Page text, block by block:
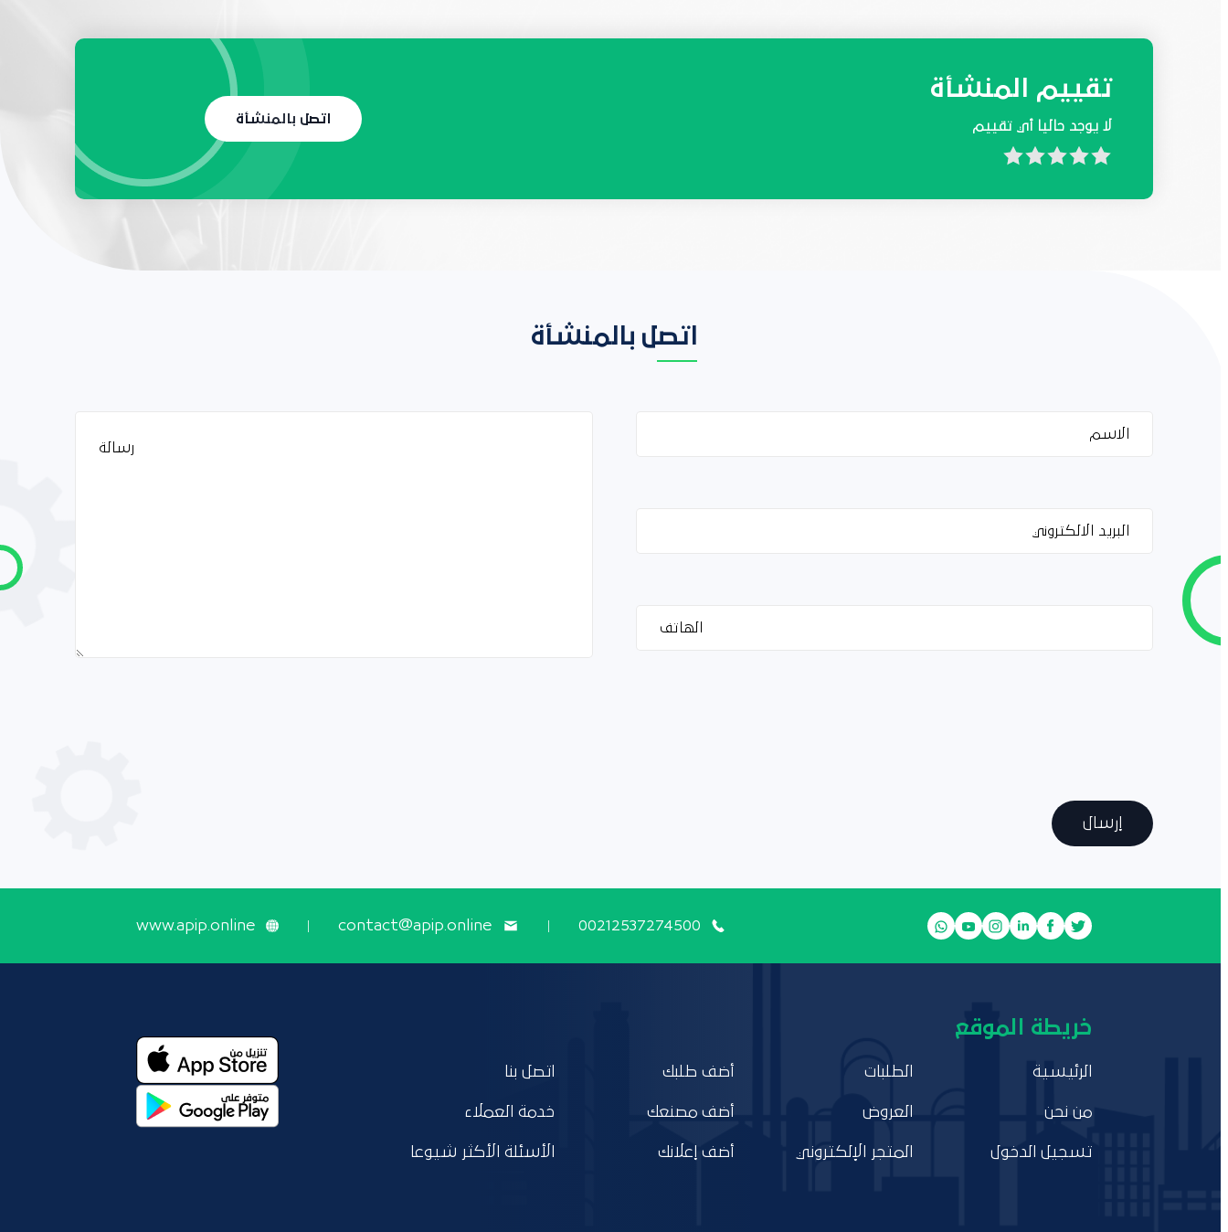
تقييم المنشأة
لا يوجد حاليا أي تقييم
اتصل بالمنشأة
اتصل بالمنشأة
إرسال
00212537274500
contact@apip.online
www.apip.online
خريطة الموقع
الرئيسية
من نحن
تسجيل الدخول
الطلبات
العروض
المتجر الإلكتروني
أضف طلبك
أضف مصنعك
أضف إعلانك
اتصل بنا
خدمة العملاء
الأسئلة الأكثر شيوعا